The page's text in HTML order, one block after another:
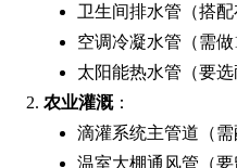
卫生间排水管（搭配
空调冷凝水管（需做
太阳能热水管（要选
农业灌溉：
滴灌系统主管道（需
温室大棚通风管（要